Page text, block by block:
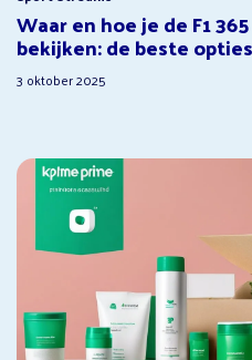
Waar en hoe je de F1
bekijken: de beste
3 oktober 2025